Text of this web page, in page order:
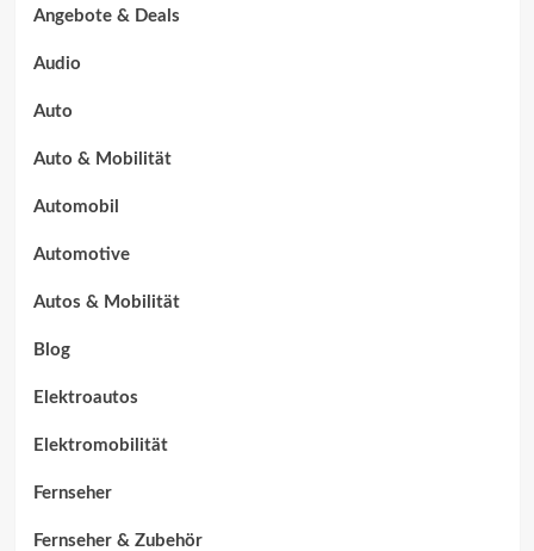
Angebote & Deals
Audio
Auto
Auto & Mobilität
Automobil
Automotive
Autos & Mobilität
Blog
Elektroautos
Elektromobilität
Fernseher
Fernseher & Zubehör